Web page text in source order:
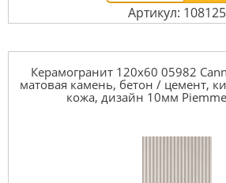
Артикул: 108125
Керамогранит 120x60 05982
матовая камень, бетон / цемент,
кожа, дизайн 10мм